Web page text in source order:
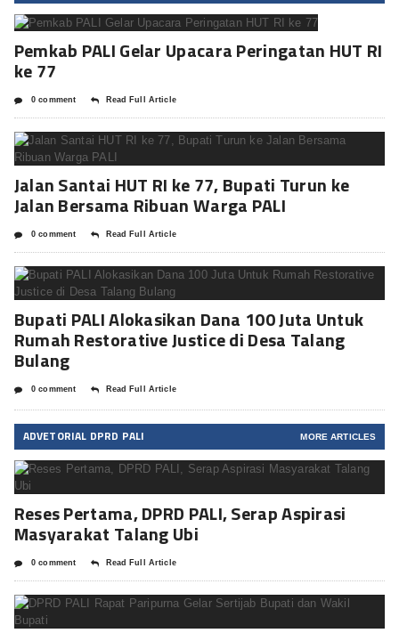
Pemkab PALI Gelar Upacara Peringatan HUT RI
ke 77
0 comment Read Full Article
Jalan Santai HUT RI ke 77, Bupati Turun ke
Jalan Bersama Ribuan Warga PALI
0 comment Read Full Article
Bupati PALI Alokasikan Dana 100 Juta Untuk
Rumah Restorative Justice di Desa Talang
Bulang
0 comment Read Full Article
ADVETORIAL DPRD PALI MORE ARTICLES
Reses Pertama, DPRD PALI, Serap Aspirasi
Masyarakat Talang Ubi
0 comment Read Full Article